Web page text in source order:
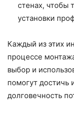
стенах, чтобы
установки
Каждый из этих
процессе
выбор и
помогут достичь
долговечность